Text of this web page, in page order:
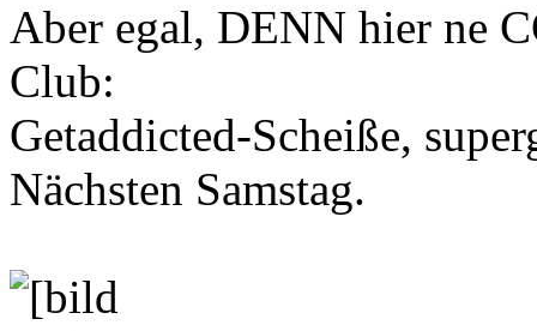
Aber egal, DENN hier ne
Club:
Getaddicted-Scheiße,
Nächsten Samstag.